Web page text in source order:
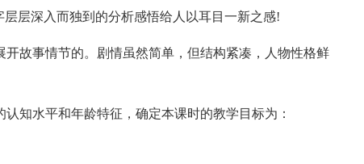
层深入而独到的分析感悟给人以耳目一新之感!
故事情节的。剧情虽然简单，但结构紧凑，人物性格鲜
知水平和年龄特征，确定本课时的教学目标为：